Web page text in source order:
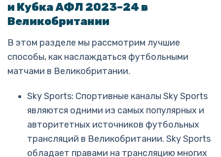
и Кубка АФЛ 2023–24 в
Великобритании
В этом разделе мы рассмотрим лучшие
способы, как наслаждаться футбольными
матчами в Великобритании.
Sky Sports: Спортивные каналы Sky Sports
являются одними из самых популярных и
авторитетных источников футбольных
трансляций в Великобритании. Sky Sports
обладает правами на трансляцию многих